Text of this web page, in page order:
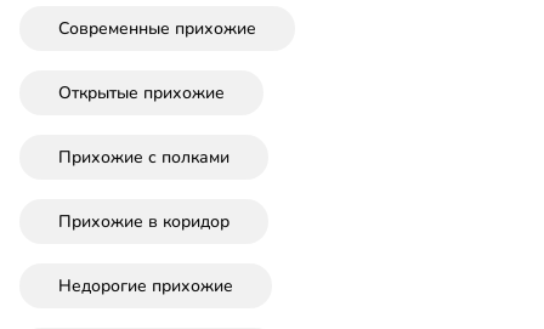
Современные прихожие
Открытые прихожие
Прихожие с полками
Прихожие в коридор
Недорогие прихожие